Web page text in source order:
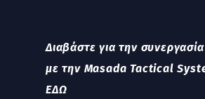
Διαβάστε για την
με την Masada Tactical
ΕΔΩ